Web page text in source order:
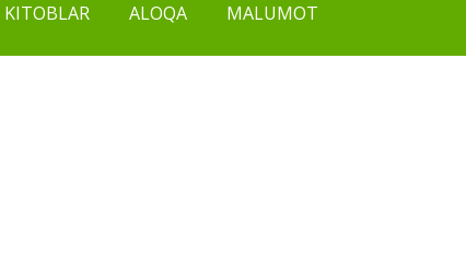
Ko‘rish
KITOBLAR ALOQA MALUMOT